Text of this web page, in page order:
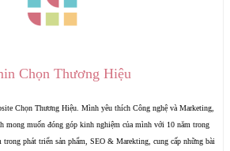
Chọn Thương Hiệu
Chọn Thương Hiệu. Mình yêu thích Công nghệ và Marketing,
mong muốn đóng góp kinh nghiệm của mình với 10 năm trong
trong phát triển sản phẩm, SEO & Marekting, cung cấp những bài